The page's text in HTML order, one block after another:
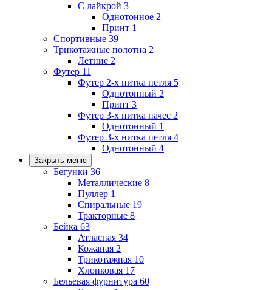
С лайкрой 3
Однотонное 2
Принт 1
Спортивные 39
Трикотажные полотна 2
Летние 2
Футер 11
Футер 2-х нитка петля 5
Однотонный 2
Принт 3
Футер 3-х нитка начес 2
Однотонный 1
Футер 3-х нитка петля 4
Однотонный 4
Закрыть меню
Бегунки 36
Металлические 8
Пуллер 1
Спиральные 19
Тракторные 8
Бейка 63
Атласная 34
Кожаная 2
Трикотажная 10
Хлопковая 17
Бельевая фурнитура 60